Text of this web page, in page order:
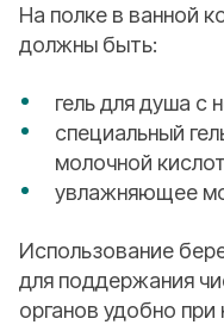
На полке в ванной
должны быть:
гель для душа с
специальный
молочной
увлажняющее
Использование
для поддержания
органов удобно